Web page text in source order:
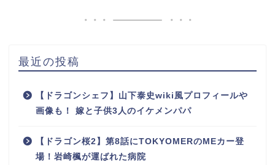
最近の投稿
【ドラゴンシェフ】山下泰史wiki風プロフィールや
画像も！ 嫁と子供3人のイケメンパパ
【ドラゴン桜2】第8話にTOKYOMERのMEカー登
場！岩崎楓が運ばれた病院